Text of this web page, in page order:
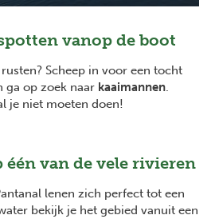
vanop de boot
Scheep in voor een tocht
ga op zoek naar kaaimannen.
je niet moeten doen!
één van de vele rivieren
lenen zich perfect tot een
bekijk je het gebied vanuit een